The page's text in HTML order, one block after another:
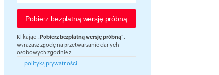
Klikając „Pobierz bezpłatną wersję próbną”,
wyrażasz zgodę na przetwarzanie danych
osobowych zgodnie z
polityką prywatności